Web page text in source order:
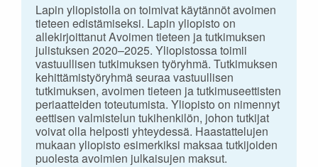
Lapin yliopistolla on toimivat käytännöt avoimen
tieteen edistämiseksi. Lapin yliopisto on
allekirjoittanut Avoimen tieteen ja tutkimuksen
julistuksen 2020–2025. Yliopistossa toimii
vastuullisen tutkimuksen työryhmä. Tutkimuksen
kehittämistyöryhmä seuraa vastuullisen
tutkimuksen, avoimen tieteen ja tutkimuseettisten
periaatteiden toteutumista. Yliopisto on nimennyt
eettisen valmistelun tukihenkilön, johon tutkijat
voivat olla helposti yhteydessä. Haastattelujen
mukaan yliopisto esimerkiksi maksaa tutkijoiden
puolesta avoimien julkaisujen maksut.